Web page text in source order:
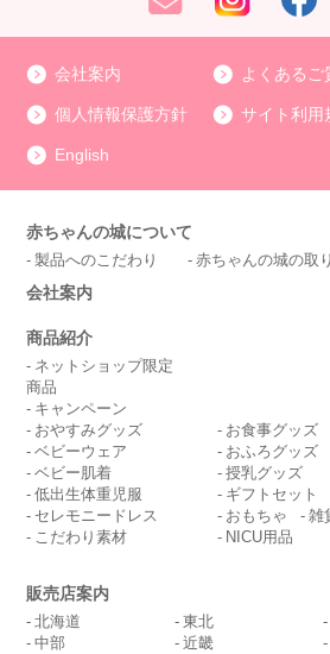
会社案内 よくあるご
個人情報保護方針 サイト利用
English
赤ちゃんの城について
製品へのこだわり 赤ちゃんの城の取
会社案内
商品紹介
ネットショップ限定
商品
キャンペーン
おやすみグッズ
ベビーウェア
ベビー肌着
低出生体重児服
セレモニードレス
こだわり素材
お食事グッズ
おふろグッズ
授乳グッズ
ギフトセット
おもちゃ
雑
NICU用品
販売店案内
北海道 東北
中部
近畿